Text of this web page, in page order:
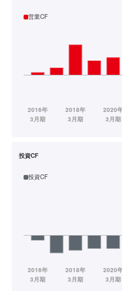
営業CF
投資CF
投資CF